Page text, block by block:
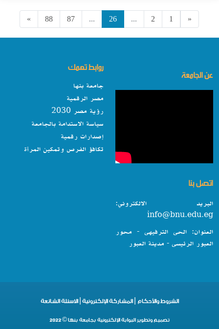
«
1
2
...
26
...
87
88
»
عن الجامعة
روابط تهمك
جامعة بنها
مصر الرقمية
رؤية مصر 2030
سياسة الاستدامة بالجامعة
إصدارات رقمية
تكافؤ الفرص وتمكين المرأة
اتصل بنا
البريد الالكتروني:
info@bnu.edu.eg
العنوان: الحى الترفيهى - محور
العبور الرئيسى - مدينة العبور
الشروط والأحكام |المشاركة الإلكترونية |الاسئلة الشائعة
تصميم وتطوير البوابة الإلكترونية بجامعة بنها © 2022